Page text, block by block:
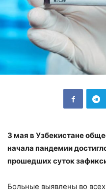
3 мая в Узбекистане
начала пандемии
прошедших суток
Больные выявлены во